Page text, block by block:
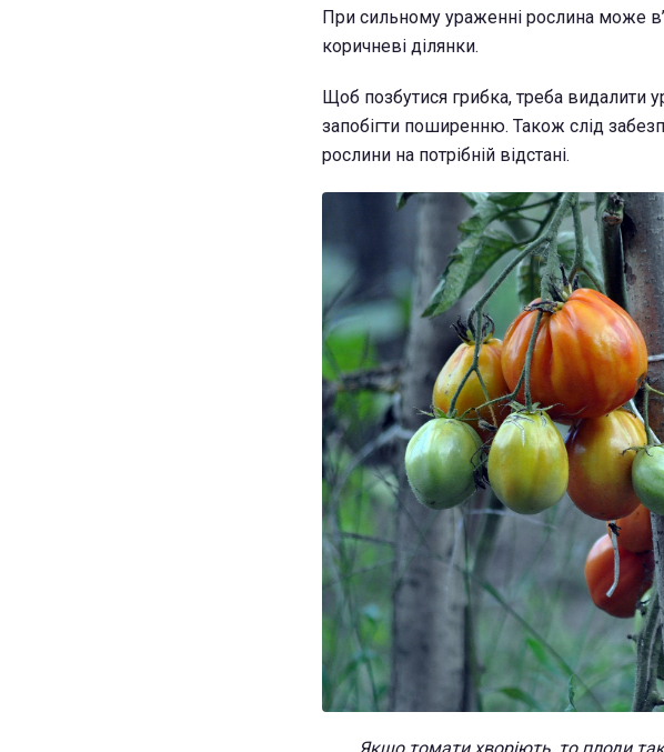
При сильному ураженні рослина може
коричневі ділянки.
Щоб позбутися грибка, треба видалити
запобігти поширенню. Також слід
рослини на потрібній відстані.
Якщо томати хворіють, то плоди